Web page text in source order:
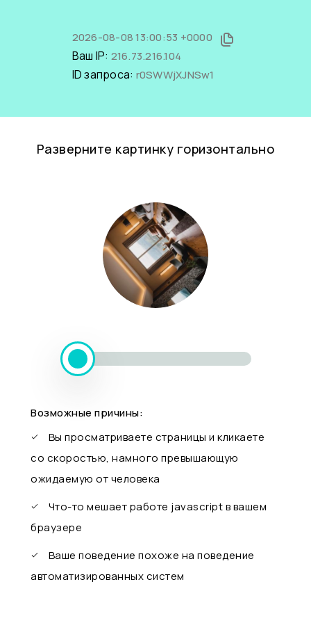
2026-08-08 13:00:53 +0000
Ваш IP: 216.73.216.104
ID запроса: r0SWWjXJNSw1
Разверните картинку горизонтально
Возможные причины:
Вы просматриваете страницы и кликаете
со скоростью, намного превышающую
ожидаемую от человека
Что-то мешает работе javascript в вашем
браузере
Ваше поведение похоже на поведение
автоматизированных систем